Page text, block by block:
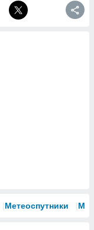
Метеоспутники